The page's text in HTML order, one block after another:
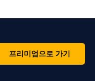
프리미엄으로 가기